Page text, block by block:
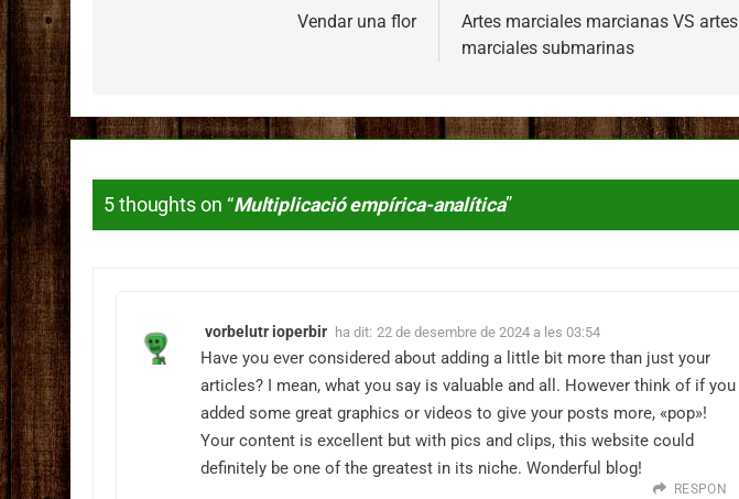
Vendar una flor
Artes marciales marcianas VS artes
marciales submarinas
5 thoughts on “Multiplicació empírica-analítica”
vorbelutr ioperbir ha dit: 22 de desembre de 2024 a les 03:54
Have you ever considered about adding a little bit more than just your
articles? I mean, what you say is valuable and all. However think of if you
added some great graphics or videos to give your posts more, «pop»!
Your content is excellent but with pics and clips, this website could
definitely be one of the greatest in its niche. Wonderful blog!
RESPON